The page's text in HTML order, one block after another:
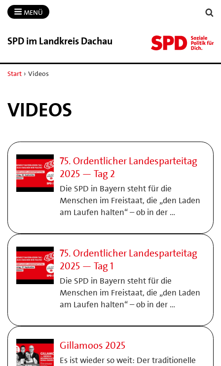
MENÜ
SPD im Landkreis Dachau
Start › Videos
VIDEOS
75. Ordentlicher Landesparteitag
2025 — Tag 2
Die SPD in Bayern steht für die
Menschen im Freistaat, die „den Laden
am Laufen halten“ – ob in der …
75. Ordentlicher Landesparteitag
2025 — Tag 1
Die SPD in Bayern steht für die
Menschen im Freistaat, die „den Laden
am Laufen halten“ – ob in der …
Gillamoos 2025
Es ist wieder so weit: Der traditionelle